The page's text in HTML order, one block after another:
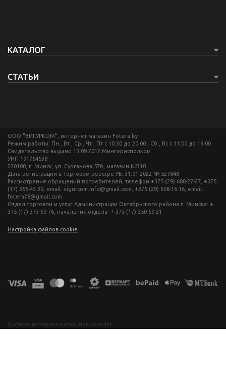
КАТАЛОГ
СТАТЬИ
ООО "ВИГУРКОМ", интернет-магазин Fotera.by
Режим работы: Пн , Вт , Ср , Чт , Пт c 10:30 до 20:00 ; Сб , Вс c 11:00 до 19:00
Свидетельство выдано 13.09.2012 Мингорисполком
УНП 191764538
220100, г. Минск, ул. Сурганова 57б, магазин №310
Дата регистрации в Торговом реестре РБ: 31.01.2022 № 527848
Рассмотрение обращений потребителей, телефон +375 (29) 680-27-27, +375
(17) 355-43-39, email: vigurcom.info@gmail.com; +375 (29) 608-16-16, email:
fotera78@gmail.com
Отдел торговли и услуг Администрации Октябрьского района г. Минска: +
375 (17) 373-50-76, начальник отдела: + 375 (17) 350-59-21
Настройка файлов cookie
Система интернет-магазинов beseller